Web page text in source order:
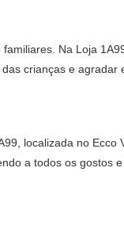
Na Loja
crianças e agradar
localizada no Ecco
a todos os gostos e